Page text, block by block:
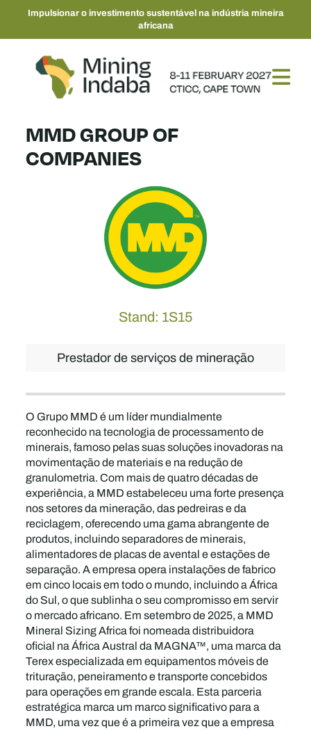
Impulsionar o investimento sustentável na indústria mineira
africana
MMD GROUP OF
COMPANIES
Stand: 1S15
Prestador de serviços de mineração
O Grupo MMD é um líder mundialmente
reconhecido na tecnologia de processamento de
minerais, famoso pelas suas soluções inovadoras na
movimentação de materiais e na redução de
granulometria. Com mais de quatro décadas de
experiência, a MMD estabeleceu uma forte presença
nos setores da mineração, das pedreiras e da
reciclagem, oferecendo uma gama abrangente de
produtos, incluindo separadores de minerais,
alimentadores de placas de avental e estações de
separação. A empresa opera instalações de fabrico
em cinco locais em todo o mundo, incluindo a África
do Sul, o que sublinha o seu compromisso em servir
o mercado africano. Em setembro de 2025, a MMD
Mineral Sizing Africa foi nomeada distribuidora
oficial na África Austral da MAGNA™, uma marca da
Terex especializada em equipamentos móveis de
trituração, peneiramento e transporte concebidos
para operações em grande escala. Esta parceria
estratégica marca um marco significativo para a
MMD, uma vez que é a primeira vez que a empresa